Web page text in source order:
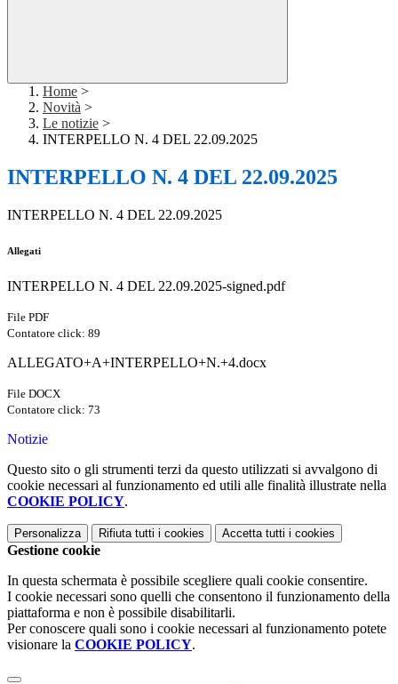
Home >
Novità >
Le notizie >
INTERPELLO N. 4 DEL 22.09.2025
INTERPELLO N. 4 DEL 22.09.2025
INTERPELLO N. 4 DEL 22.09.2025
Allegati
INTERPELLO N. 4 DEL 22.09.2025-signed.pdf
File PDF
Contatore click: 89
ALLEGATO+A+INTERPELLO+N.+4.docx
File DOCX
Contatore click: 73
Notizie
Questo sito o gli strumenti terzi da questo utilizzati si avvalgono di
cookie necessari al funzionamento ed utili alle finalità illustrate nella
COOKIE POLICY.
Personalizza Rifiuta tutti i cookies Accetta tutti i cookies
Gestione cookie
In questa schermata è possibile scegliere quali cookie consentire.
I cookie necessari sono quelli che consentono il funzionamento della
piattaforma e non è possibile disabilitarli.
Per conoscere quali sono i cookie necessari al funzionamento potete
visionare la COOKIE POLICY.